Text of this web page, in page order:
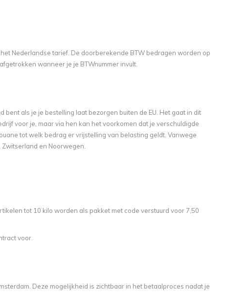
Nederlandse tarief. De doorberekende BTW bedragen worden op
wanneer je je BTWnummer invult.
als je je bestelling laat bezorgen buiten de EU. Het gaat in dit
voor je, maar via hen kan het voorkomen dat je verschuldigde
tot welk bedrag er vrijstelling van belasting geldt. Vanwege
en Noorwegen.
tot 10 kilo worden als pakket met code verstuurd voor 7,50
voor.
Deze mogelijkheid is zichtbaar in het betaalproces nadat je